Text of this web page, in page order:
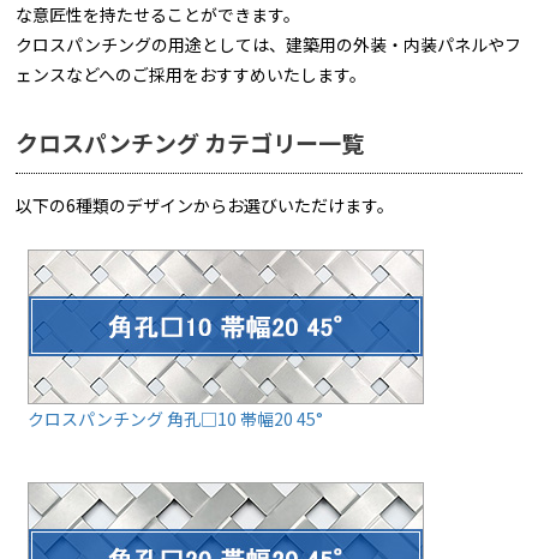
な意匠性を持たせることができます。
クロスパンチングの用途としては、建築用の外装・内装パネルやフ
ェンスなどへのご採用をおすすめいたします。
クロスパンチング カテゴリー一覧
以下の6種類のデザインからお選びいただけます。
クロスパンチング 角孔□10 帯幅20 45°